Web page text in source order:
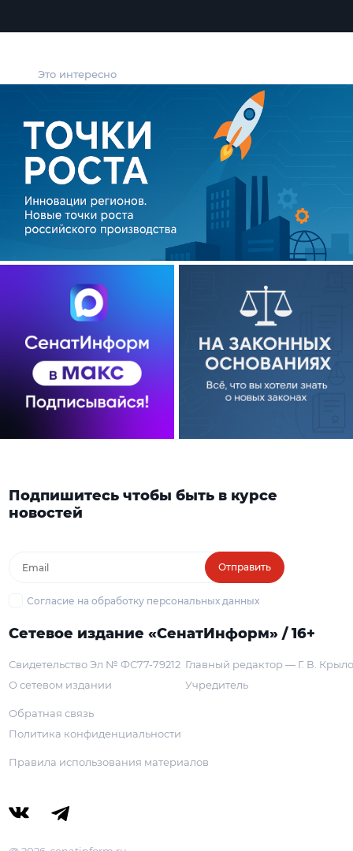
Это интересно
Подпишитесь чтобы быть в курсе
новостей
Отправить
Согласие на обработку персональных данных
Сетевое издание «СенатИнформ» / 16+
Свидетельство Эл № ФС77-79212
О сетевом издании
Главный редактор — Г. В.
Учредитель
Обратная связь
Политика конфиденциальности
Правила использования материалов